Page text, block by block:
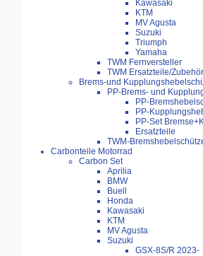
Kawasaki
KTM
MV Agusta
Suzuki
Triumph
Yamaha
TWM Fernversteller
TWM Ersatzteile/Zubehör
Brems-und
PP-Brems- und
PP-
PP-
PP-Set
Ersatzteile
TWM-
Carbonteile Motorrad
Carbon Set
Aprilia
BMW
Buell
Honda
Kawasaki
KTM
MV Agusta
Suzuki
GSX-8S/R 2023-